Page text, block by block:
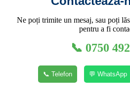
Descriere
Caracteristici Cheie:
Ne poți trimite un mesaj, sau poți
pentru a fi
📞 0750
📞 Telefon 💬 WhatsApp